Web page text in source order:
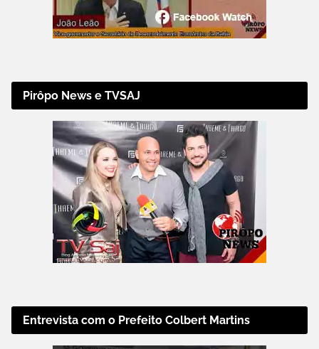
Pirôpo News e TVSAJ
Entrevista com o Prefeito Colbert Martins